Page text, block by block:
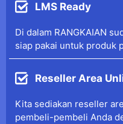
LMS Ready
Di dalam RANGKAIAN
siap pakai untuk produk
Reseller Area
Kita sediakan reseller
pembeli-pembeli Anda